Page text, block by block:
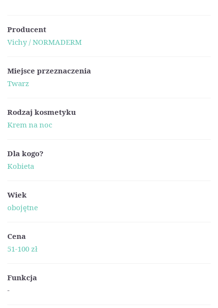
Producent
Vichy / NORMADERM
Miejsce przeznaczenia
Twarz
Rodzaj kosmetyku
Krem na noc
Dla kogo?
Kobieta
Wiek
obojętne
Cena
51-100 zł
Funkcja
-